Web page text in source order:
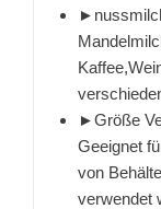
►Größe
Geeignet
von
verwendet